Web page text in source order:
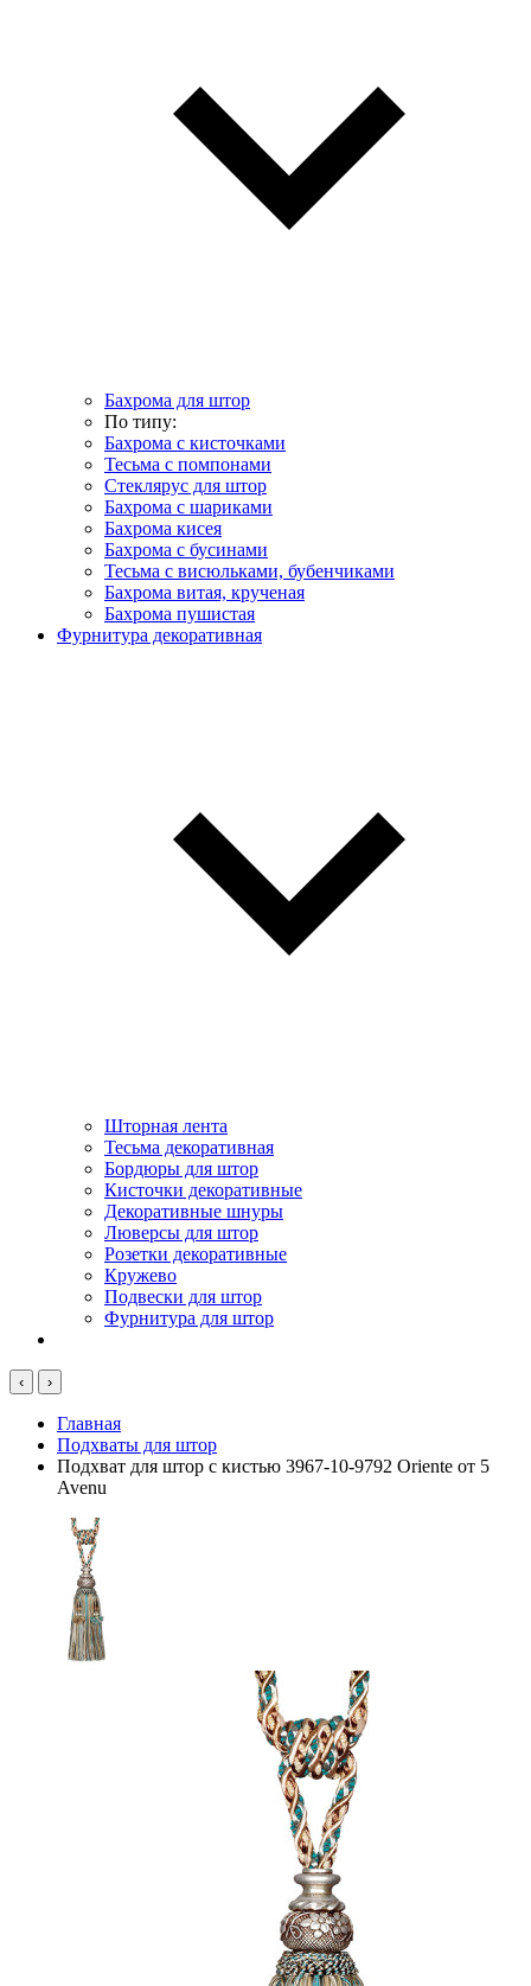
Бахрома для штор
По типу:
Бахрома с кисточками
Тесьма с помпонами
Стеклярус для штор
Бахрома с шариками
Бахрома кисея
Бахрома с бусинами
Тесьма с висюльками, бубенчиками
Бахрома витая, крученая
Бахрома пушистая
Фурнитура декоративная
Шторная лента
Тесьма декоративная
Бордюры для штор
Кисточки декоративные
Декоративные шнуры
Люверсы для штор
Розетки декоративные
Кружево
Подвески для штор
Фурнитура для штор
‹ ›
Главная
Подхваты для штор
Подхват для штор с кистью 3967-10-9792 Oriente от 5
Avenu